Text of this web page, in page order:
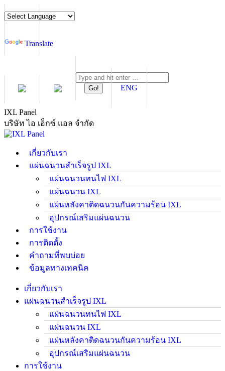
to
Translate
ENG
IXL Panel
บริษัท ไอ เอ็กซ์ แอล จำกัด
เกี่ยวกับเรา
แผ่นฉนวนสำเร็จรูป IXL
แผ่นฉนวนทนไฟ IXL
แผ่นฉนวน IXL
แผ่นหลังคาติดฉนวนกันความร้อน IXL
อุปกรณ์เสริมแผ่นฉนวน
การใช้งาน
การติดตั้ง
คำถามที่พบบ่อย
ข้อมูลทางเทคนิค
เกี่ยวกับเรา
แผ่นฉนวนสำเร็จรูป IXL
แผ่นฉนวนทนไฟ IXL
แผ่นฉนวน IXL
แผ่นหลังคาติดฉนวนกันความร้อน IXL
อุปกรณ์เสริมแผ่นฉนวน
การใช้งาน